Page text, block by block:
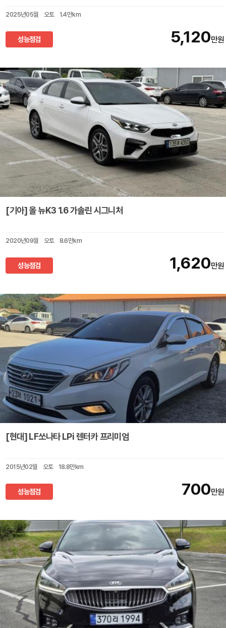
2025년05월 오토 1.4만km
성능점검 5,120만원
[기아] 올 뉴K3 1.6 가솔린 시그니처
2020년09월 오토 8.6만km
성능점검 1,620만원
[현대] LF쏘나타 LPi 렌터카 프리미엄
2015년02월 오토 18.8만km
성능점검 700만원